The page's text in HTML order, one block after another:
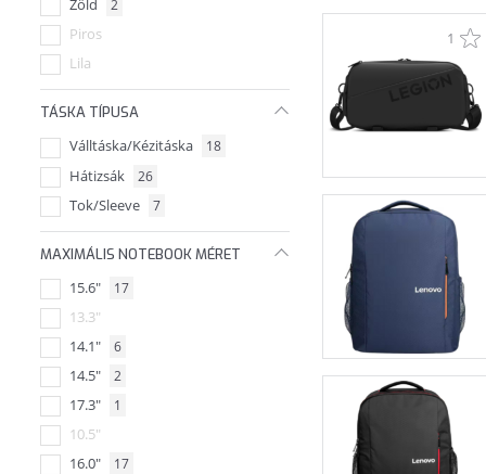
Zöld 2
Piros
Lila
TÁSKA TÍPUSA
Válltáska/Kézitáska 18
Hátizsák 26
Tok/Sleeve 7
MAXIMÁLIS NOTEBOOK MÉRET
15.6" 17
13.3"
14.1"
6
14.5" 2
17.3" 1
10.5"
16.0"
17
1